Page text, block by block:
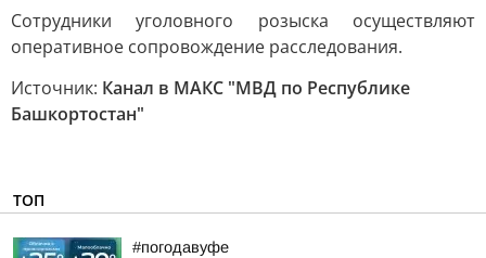
Сотрудники уголовного розыска осуществляют
оперативное сопровождение расследования.
Источник: Канал в МАКС "МВД по Республике
Башкортостан"
ТОП
#погодавуфе